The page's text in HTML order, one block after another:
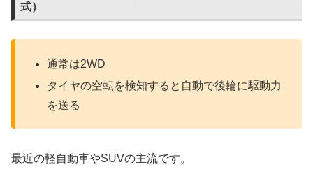
式）
通常は2WD
タイヤの空転を検知すると自動で後輪に駆動力
を送る
最近の軽自動車やSUVの主流です。